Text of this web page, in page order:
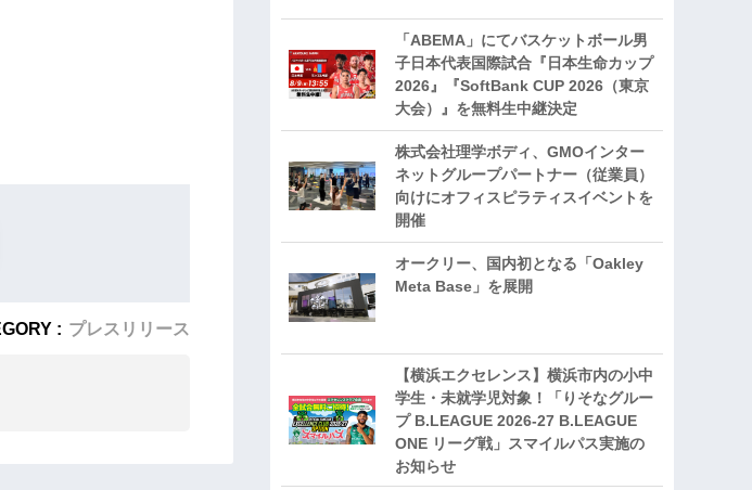
: プレスリリース
「ABEMA」にてバスケットボール男
子日本代表国際試合『日本生命カップ
2026』『SoftBank CUP 2026（東京
大会）』を無料生中継決定
株式会社理学ボディ、GMOインター
ネットグループパートナー（従業員）
向けにオフィスピラティスイベントを
開催
オークリー、国内初となる「Oakley
Meta Base」を展開
【横浜エクセレンス】横浜市内の小中
学生・未就学児対象！「りそなグルー
プ B.LEAGUE 2026-27 B.LEAGUE
ONE リーグ戦」スマイルパス実施の
お知らせ